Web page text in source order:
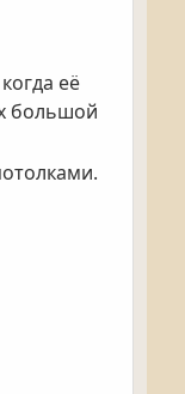
её
большой